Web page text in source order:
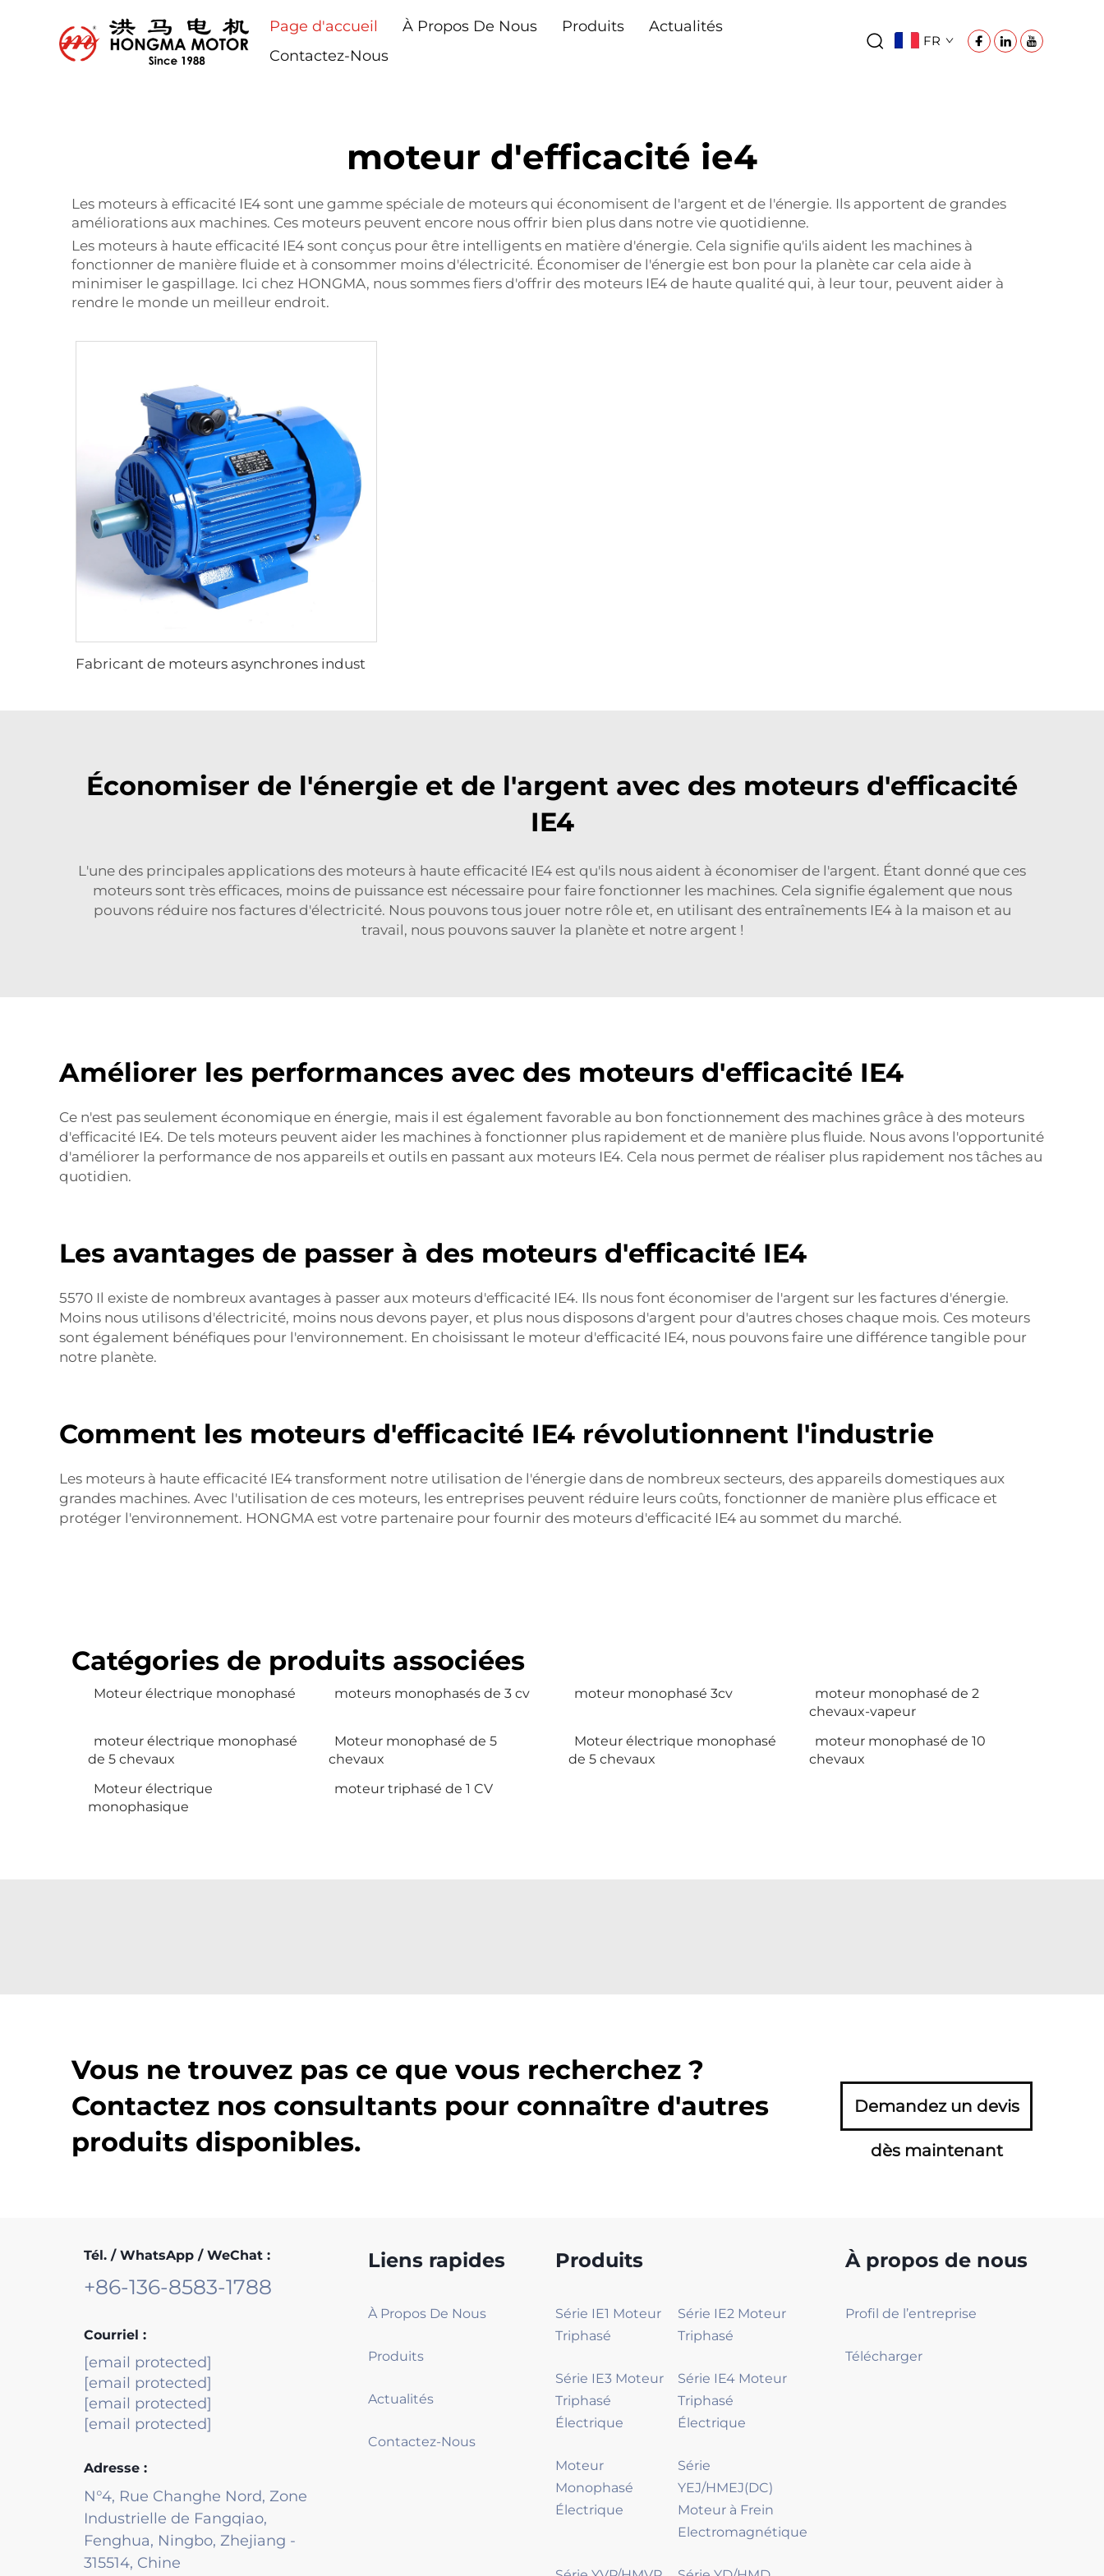
Page d'accueil À Propos De Nous Produits
Actualités
Contactez-Nous
FR
moteur d'efficacité ie4
Les moteurs à efficacité IE4 sont une gamme spéciale de moteurs qui économisent de l'argent et de l'énergie. Ils apportent de grandes
améliorations aux machines. Ces moteurs peuvent encore nous offrir bien plus dans notre vie quotidienne.
Les moteurs à haute efficacité IE4 sont conçus pour être intelligents en matière d'énergie. Cela signifie qu'ils aident les machines à
fonctionner de manière fluide et à consommer moins d'électricité. Économiser de l'énergie est bon pour la planète car cela aide à
minimiser le gaspillage. Ici chez HONGMA, nous sommes fiers d'offrir des moteurs IE4 de haute qualité qui, à leur tour, peuvent aider à
rendre le monde un meilleur endroit.
Économiser de l'énergie et de l'argent avec des moteurs d'efficacité
IE4
L'une des principales applications des moteurs à haute efficacité IE4 est qu'ils nous aident à économiser de l'argent. Étant donné que ces
moteurs sont très efficaces, moins de puissance est nécessaire pour faire fonctionner les machines. Cela signifie également que nous
pouvons réduire nos factures d'électricité. Nous pouvons tous jouer notre rôle et, en utilisant des entraînements IE4 à la maison et au
travail, nous pouvons sauver la planète et notre argent !
Améliorer les performances avec des moteurs d'efficacité IE4
Ce n'est pas seulement économique en énergie, mais il est également favorable au bon fonctionnement des machines grâce à des moteurs
d'efficacité IE4. De tels moteurs peuvent aider les machines à fonctionner plus rapidement et de manière plus fluide. Nous avons l'opportunité
d'améliorer la performance de nos appareils et outils en passant aux moteurs IE4. Cela nous permet de réaliser plus rapidement nos tâches au
quotidien.
Les avantages de passer à des moteurs d'efficacité IE4
5570 Il existe de nombreux avantages à passer aux moteurs d'efficacité IE4. Ils nous font économiser de l'argent sur les factures d'énergie.
Moins nous utilisons d'électricité, moins nous devons payer, et plus nous disposons d'argent pour d'autres choses chaque mois. Ces moteurs
sont également bénéfiques pour l'environnement. En choisissant le moteur d'efficacité IE4, nous pouvons faire une différence tangible pour
notre planète.
Comment les moteurs d'efficacité IE4 révolutionnent l'industrie
Les moteurs à haute efficacité IE4 transforment notre utilisation de l'énergie dans de nombreux secteurs, des appareils domestiques aux
grandes machines. Avec l'utilisation de ces moteurs, les entreprises peuvent réduire leurs coûts, fonctionner de manière plus efficace et
protéger l'environnement. HONGMA est votre partenaire pour fournir des moteurs d'efficacité IE4 au sommet du marché.
Catégories de produits associées
Moteur électrique monophasé moteurs monophasés de 3 cv moteur monophasé 3cv
moteur monophasé de 2
chevaux-vapeur
moteur électrique monophasé
de 5 chevaux
Moteur monophasé de 5
chevaux
Moteur électrique monophasé
de 5 chevaux
moteur monophasé de 10
chevaux
Moteur électrique
monophasique
moteur triphasé de 1 CV
Vous ne trouvez pas ce que vous recherchez ?
Contactez nos consultants pour connaître d'autres
produits disponibles.
Demandez un devis
dès maintenant
Tél. / WhatsApp / WeChat :
+86-136-8583-1788
Courriel :
[email protected]
[email protected]
[email protected]
[email protected]
Adresse :
N°4, Rue Changhe Nord, Zone
Industrielle de Fangqiao,
Fenghua, Ningbo, Zhejiang -
315514, Chine
Liens rapides
À Propos De Nous
Produits
Actualités
Contactez-Nous
Produits
Série IE1 Moteur
Triphasé
Série IE2 Moteur
Triphasé
Série IE3 Moteur
Triphasé
Électrique
Série IE4 Moteur
Triphasé
Électrique
Moteur
Monophasé
Électrique
Série
YEJ/HMEJ(DC)
Moteur à Frein
Electromagnétique
À propos de nous
Profil de l’entreprise
Télécharger